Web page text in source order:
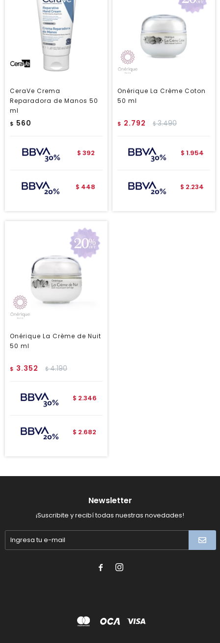
CeraVe Crema
Reparadora de Manos 50
ml
$ 560
$ 392
$ 448
Onérique La Crème Coton
50 ml
$ 2.792 $3.490
$ 1.954
$ 2.234
Onérique La Crème de Nuit
50 ml
$ 3.352 $4.190
$ 2.346
$ 2.682
Newsletter
¡Suscribite y recibí todas nuestras novedades!
 